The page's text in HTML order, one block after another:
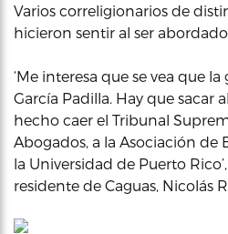
Varios correligionarios de
hicieron sentir al ser
‘Me interesa que se vea que
García Padilla. Hay que sacar
hecho caer el Tribunal
Abogados, a la Asociación de
la Universidad de Puerto
residente de Caguas, Nicolás